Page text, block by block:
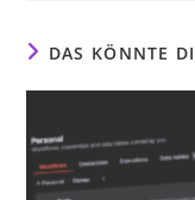
DAS KÖNNTE